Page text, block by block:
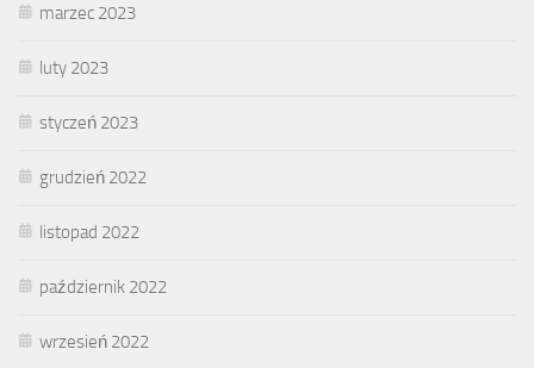
marzec 2023
luty 2023
styczeń 2023
grudzień 2022
listopad 2022
październik 2022
wrzesień 2022